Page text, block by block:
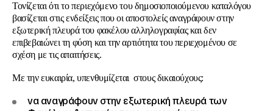
Τονίζεται ότι το περιεχόμενο του δημοσιοποιούμενου καταλόγου
βασίζεται στις ενδείξεις που οι αποστολείς αναγράφουν στην
εξωτερική πλευρά του φακέλου αλληλογραφίας και δεν
επιβεβαιώνει τη φύση και την αρτιότητα του περιεχομένου σε
σχέση με τις απαιτήσεις.
Με την ευκαιρία, υπενθυμίζεται στους δικαιούχους:
να αναγράφουν στην εξωτερική πλευρά των